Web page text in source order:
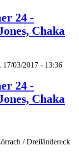
24 -
Chaka
17/03/2017 - 13:36
24 -
Chaka
/ Dreiländereck